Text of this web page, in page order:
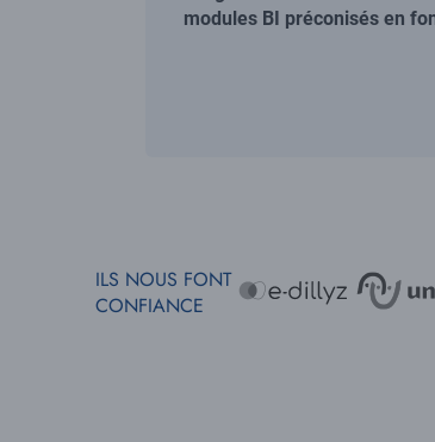
modules BI préconisés en
ILS NOUS FONT
CONFIANCE